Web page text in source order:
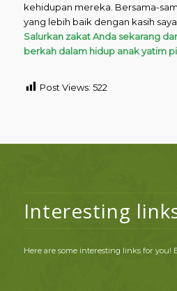
kehidupan mereka. Bersama-
yang lebih baik dengan kasih
Salurkan zakat Anda sekarang
berkah dalam hidup anak yatim
Post Views: 522
Interesting
Here are some interesting links for you!